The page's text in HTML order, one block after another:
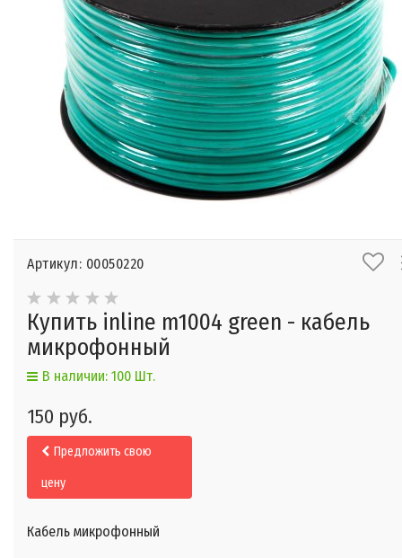
Артикул: 00050220
Купить inline m1004 green - кабель
микрофонный
В наличии: 100 Шт.
150 руб.
Предложить свою
цену
Кабель микрофонный